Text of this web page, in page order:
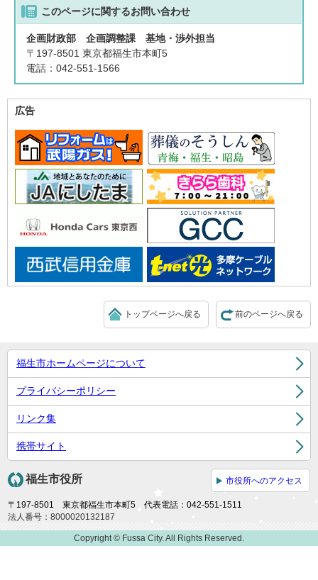
このページに関するお問い合わせ
企画財政部 企画調整課 基地・渉外担当
〒197-8501 東京都福生市本町5
電話：042-551-1566
広告
前のページへ戻る
トップページへ戻る
福生市ホームページについて
プライバシーポリシー
リンク集
携帯サイト
福生市役所 市役所へのアクセス
〒197-8501 東京都福生市本町5 代表電話：042-551-1511
法人番号：8000020132187
Copyright © Fussa City. All Rights Reserved.